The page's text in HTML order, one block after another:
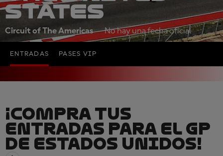
STATES
Circuit of The Americas No hay una fecha oficial
ENTRADAS PASES VIP
¡COMPRA TUS
ENTRADAS PARA EL GP
DE ESTADOS UNIDOS!